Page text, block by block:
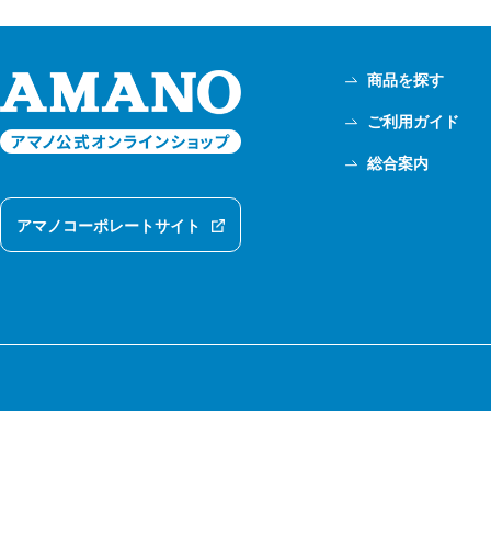
アマノコーポレートサイト
商品を探す
ご利用ガイド
総合案内